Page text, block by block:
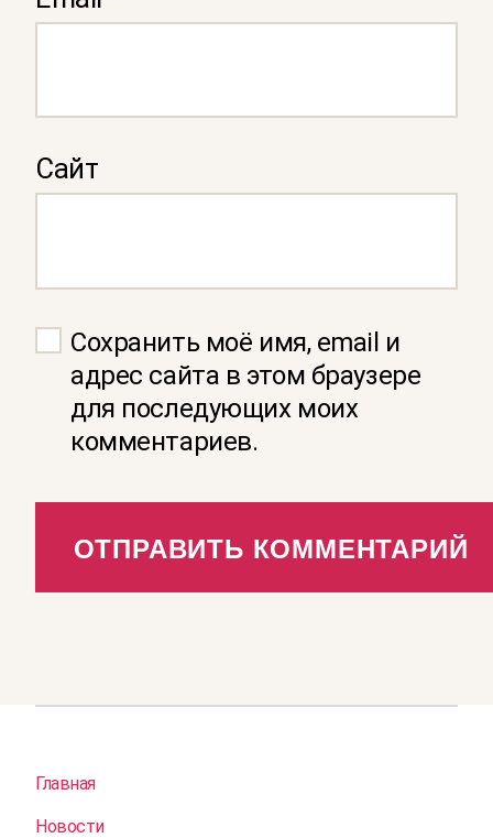
Сайт
Сохранить моё имя, email и
адрес сайта в этом браузере
для последующих моих
комментариев.
Главная
Новости